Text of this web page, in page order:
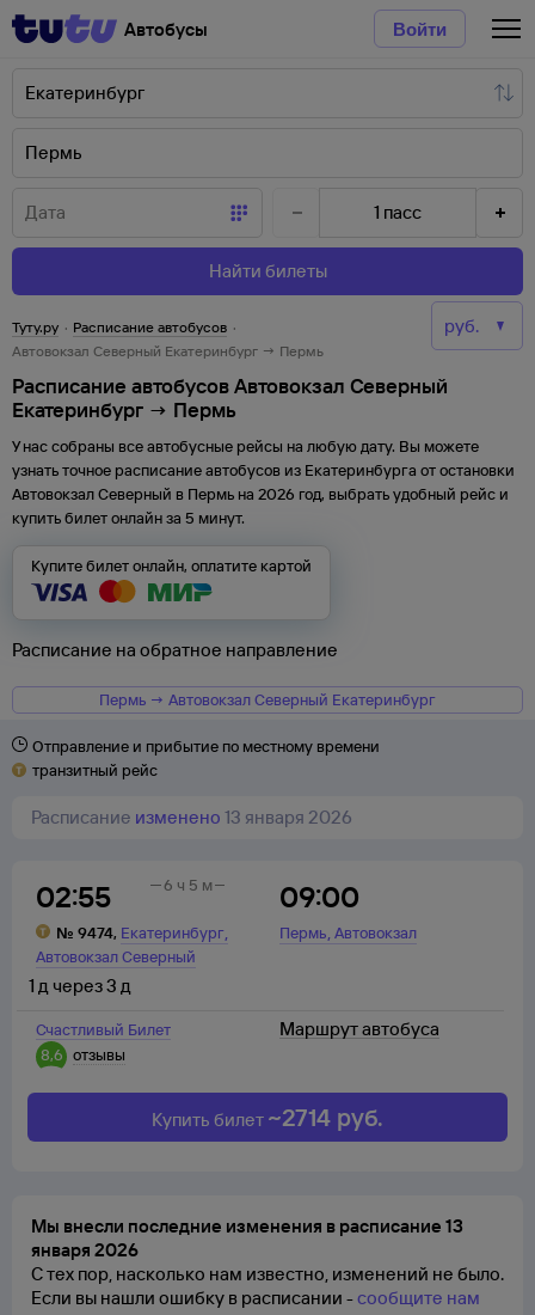
Автобусы Войти
1 пасс
Найти билеты
Туту.ру · Расписание автобусов ·
Автовокзал Северный Екатеринбург → Пермь
Расписание автобусов Автовокзал Северный
Екатеринбург → Пермь
У нас собраны все автобусные рейсы на любую дату. Вы можете
узнать точное расписание автобусов из Екатеринбурга отостановки
Автовокзал Северный в Пермь на 2026 год, выбрать удобный рейс и
купить билет онлайн за 5 минут.
Купите билет онлайн, оплатите картой
Расписание на обратное направление
Пермь → Автовокзал Северный Екатеринбург
Отправление и прибытие по местному времени
транзитный рейс
Расписание изменено 13 января 2026
02:55
№ 9474, Екатеринбург,
Автовокзал Северный
09:00
Пермь,Автовокзал
6 ч 5 м
Счастливый Билет
8,6 отзывы
1 д через3 д
Маршрут автобуса
Купить билет ~2714 руб.
Мы внесли последние изменения в расписание 13
января 2026
С тех пор, насколько нам известно, изменений не было.
Если вы нашли ошибку в расписании -сообщите нам